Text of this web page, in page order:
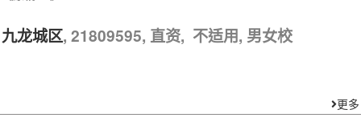
九龙城区, 21809595, 直资, 不适用, 男女校
更多